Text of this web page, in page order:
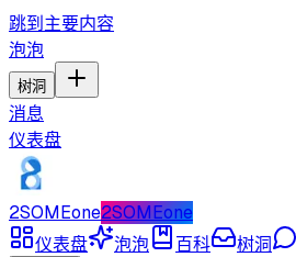
跳到主要内容
泡泡
树洞
消息
仪表盘
2SOMEone2SOMEone
仪表盘
泡泡 百科 树洞